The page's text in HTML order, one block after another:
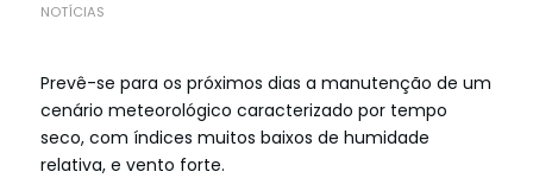
NOTÍCIAS
Prevê-se para os próximos dias a manutenção de um
cenário meteorológico caracterizado por tempo
seco, com índices muitos baixos de humidade
relativa, e vento forte.